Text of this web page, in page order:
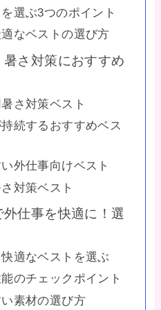
選ぶ3つのポイント
なベストの選び方
さ対策におすすめ
さ対策ベスト
続するおすすめベス
外仕事向けベスト
対策ベスト
仕事を快適に！選
適なベストを選ぶ
のチェックポイント
素材の選び方